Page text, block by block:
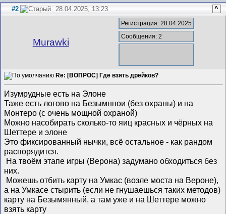
#2 28.04.2025, 13:23 ^
Murawki
Регистрация: 28.04.2025
Сообщения: 2
Re: [ВОПРОС] Где взять дрейков?
Изумрудные есть на Элоне
Таже есть логово на Безымннои (без охраны) и на
Монтеро (с очень мощной охраной)
Можно насобирать сколько-то яиц красных и чёрных на
Шеттере и элоне
Это фиксированный нычки, всё остальное - как рандом
распорядится.
На твоём этапе игры (Верона) задумано обходиться без
них.
Можешь отбить карту на Умкас (возле моста на Вероне),
а на Умкасе стырить (если не гнушаешься таких методов)
карту на Безымянный, а там уже и на Шеттере можно
взять карту